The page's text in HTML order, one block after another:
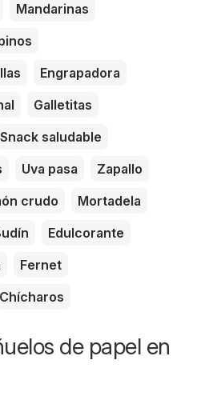
Mandarinas
Engrapadora
Galletitas
Snack saludable
Uva pasa
Zapallo
crudo
Mortadela
Edulcorante
Fernet
Chícharos
de papel en